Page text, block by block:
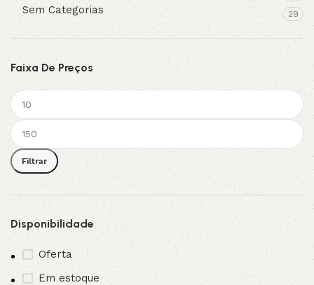
Sem Categorias 29
Faixa De Preços
Filtrar
Disponibilidade
Oferta
Em estoque